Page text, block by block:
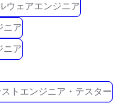
ウェアエンジニア
ニア
ニア
ストエンジニア・テスター